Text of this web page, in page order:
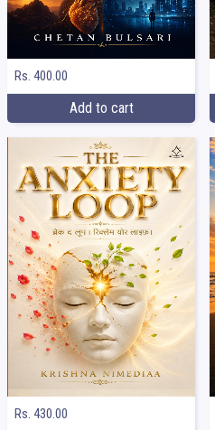
Rs. 400.00
Add to cart
Rs. 430.00